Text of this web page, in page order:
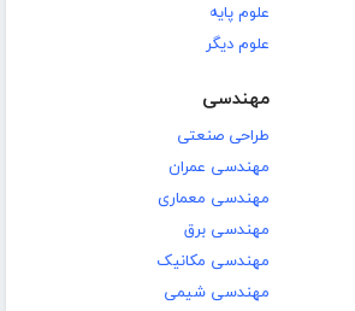
علوم پایه
علوم دیگر
مهندسی
طراحی صنعتی
مهندسی عمران
مهندسی معماری
مهندسی برق
مهندسی مکانیک
مهندسی شیمی